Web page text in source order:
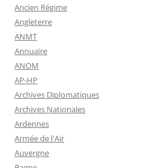
Ancien Régime
Angleterre
ANMT
Annuaire
ANOM
AP-HP
Archives Diplomatiques
Archives Nationales
Ardennes
Armée de l'Air
Auvergne